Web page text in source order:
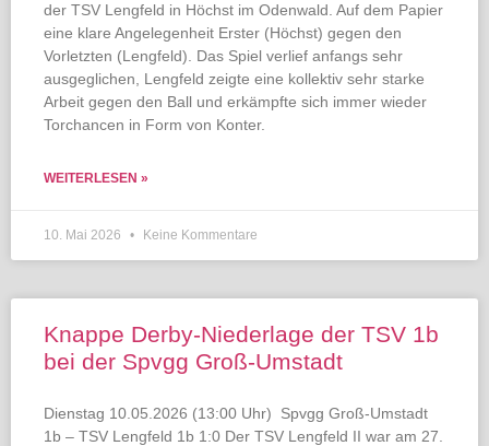
der TSV Lengfeld in Höchst im Odenwald. Auf dem Papier
eine klare Angelegenheit Erster (Höchst) gegen den
Vorletzten (Lengfeld). Das Spiel verlief anfangs sehr
ausgeglichen, Lengfeld zeigte eine kollektiv sehr starke
Arbeit gegen den Ball und erkämpfte sich immer wieder
Torchancen in Form von Konter.
WEITERLESEN »
10. Mai 2026 Keine Kommentare
Knappe Derby-Niederlage der TSV 1b
bei der Spvgg Groß-Umstadt
Dienstag 10.05.2026 (13:00 Uhr) Spvgg Groß-Umstadt
1b – TSV Lengfeld 1b 1:0 Der TSV Lengfeld II war am 27.